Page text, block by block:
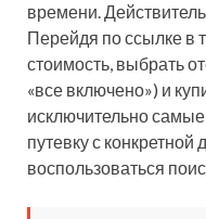
времени.
Перейдя по ссылке в
стоимость, выбрать
«все включено») и
исключительно
путевку с
воспользоваться